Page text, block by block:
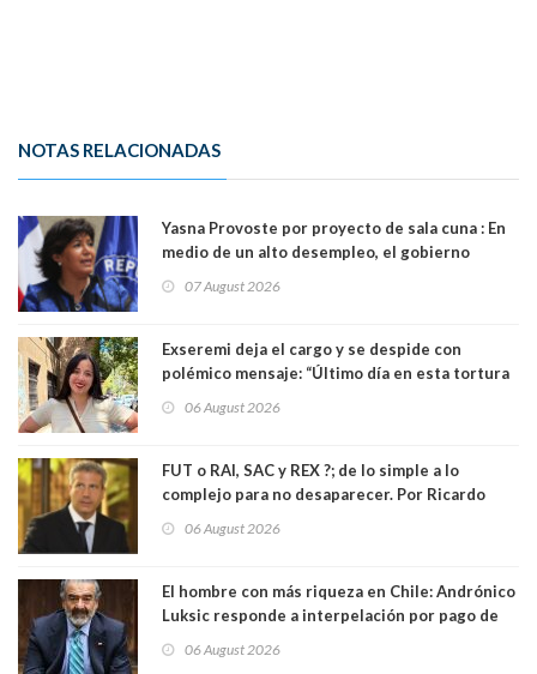
NOTAS RELACIONADAS
Yasna Provoste por proyecto de sala cuna : En
medio de un alto desempleo, el gobierno
07 August 2026
Exseremi deja el cargo y se despide con
polémico mensaje: “Último día en esta tortura
06 August 2026
FUT o RAI, SAC y REX ?; de lo simple a lo
complejo para no desaparecer. Por Ricardo
06 August 2026
El hombre con más riqueza en Chile: Andrónico
Luksic responde a interpelación por pago de
día que me muera”
06 August 2026